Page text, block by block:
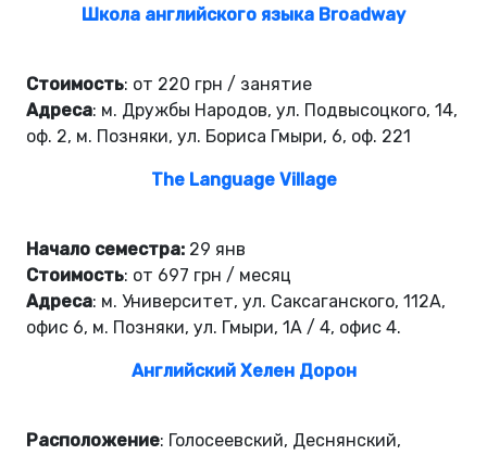
Школа английского языка Broadway
Стоимость: от 220 грн / занятие
Адреса: м. Дружбы Народов, ул. Подвысоцкого, 14,
оф. 2, м. Позняки, ул. Бориса Гмыри, 6, оф. 221
The Language Village
Начало семестра: 29 янв
Стоимость: от 697 грн / месяц
Адреса: м. Университет, ул. Саксаганского, 112А,
офис 6, м. Позняки, ул. Гмыри, 1А / 4, офис 4.
Английский Хелен Дорон
Расположение: Голосеевский, Деснянский,